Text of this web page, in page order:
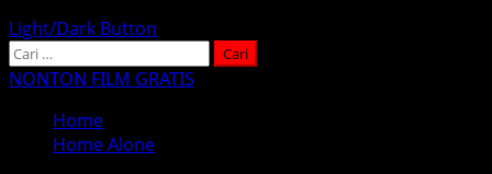
Light/Dark Button
Cari
untuk:
NONTON FILM GRATIS
Home
Home Alone